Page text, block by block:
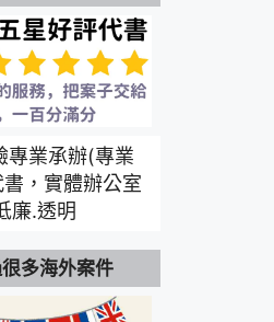
專業承辦(專業
，實體辦公室
廉.透明
多海外案件